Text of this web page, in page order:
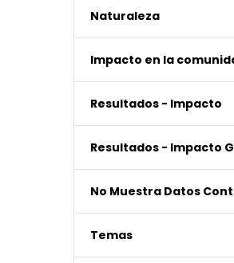
Naturaleza
Impacto en la
Resultados - Impacto
Resultados - Impacto
No Muestra Datos
Temas